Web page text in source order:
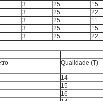
3 25
15
3 25
22
3 25
11
3 25
15
3 25 22
Qualidade (T)
14
15
16